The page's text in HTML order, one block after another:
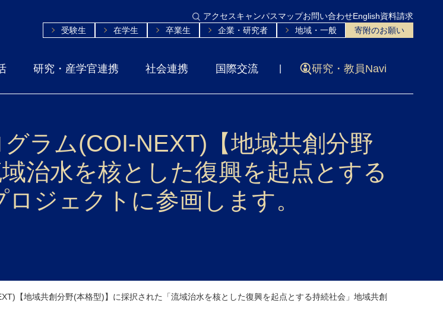
アクセスキャンパスマップお問い合わせEnglish資料請求
受験生
在学生 卒業生 企業・研究者 地域・一般 寄附のお願い
研究・産学官連携 社会連携 国際交流 研究・教員Navi
ラム(COI-NEXT)【地域共創分野
治水を核とした復興を起点とする
ジェクトに参画します。
【地域共創分野(本格型)】に採択された「流域治水を核とした復興を起点とする持続社会」地域共創